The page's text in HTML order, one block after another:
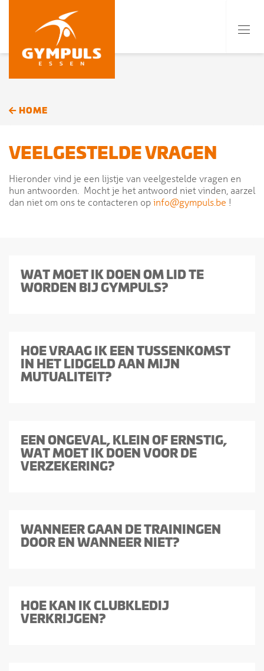
HOME
VEELGESTELDE VRAGEN
Hieronder vind je een lijstje van veelgestelde vragen en
hun antwoorden. Mocht je het antwoord niet vinden, aarzel
dan niet om ons te contacteren opinfo@gympuls.be !
WAT MOET IK DOEN OM LID TE
WORDEN BIJ GYMPULS?
HOE VRAAG IK EEN TUSSENKOMST
IN HET LIDGELD AAN MIJN
MUTUALITEIT?
EEN ONGEVAL, KLEIN OF ERNSTIG,
WAT MOET IK DOEN VOOR DE
VERZEKERING?
WANNEER GAAN DE TRAININGEN
DOOR EN WANNEER NIET?
HOE KAN IK CLUBKLEDIJ
VERKRIJGEN?